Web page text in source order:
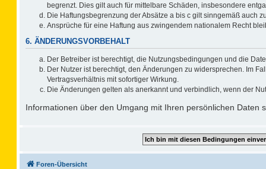
begrenzt. Dies gilt auch für mittelbare Schäden, insbesondere
Die Haftungsbegrenzung der Absätze a bis c gilt sinngemäß auch
Ansprüche für eine Haftung aus zwingendem nationalem Recht
6. ÄNDERUNGSVORBEHALT
Der Betreiber ist berechtigt, die Nutzungsbedingungen und die
Der Nutzer ist berechtigt, den Änderungen zu widersprechen. Im
Vertragsverhältnis mit sofortiger Wirkung.
Die Änderungen gelten als anerkannt und verbindlich, wenn der
Informationen über den Umgang mit Ihren persönlichen Daten
Foren-Übersicht